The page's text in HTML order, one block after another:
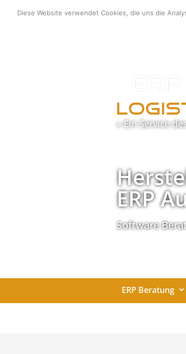
Inhalt
» Ein Service
ERP
Software
ERP Beratung
Diese Website verwendet Cookies, die uns die